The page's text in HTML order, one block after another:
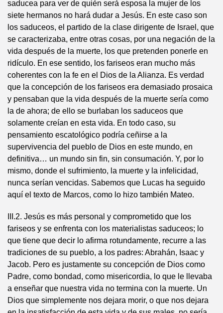
saducea para ver de quién será esposa la mujer de los
siete hermanos no hará dudar a Jesús. En este caso son
los saduceos, el partido de la clase dirigente de Israel, que
se caracterizaba, entre otras cosas, por una negación de la
vida después de la muerte, los que pretenden ponerle en
ridículo. En ese sentido, los fariseos eran mucho más
coherentes con la fe en el Dios de la Alianza. Es verdad
que la concepción de los fariseos era demasiado prosaica
y pensaban que la vida después de la muerte sería como
la de ahora; de ello se burlaban los saduceos que
solamente creían en esta vida. En todo caso, su
pensamiento escatológico podría ceñirse a la
supervivencia del pueblo de Dios en este mundo, en
definitiva… un mundo sin fin, sin consumación. Y, por lo
mismo, donde el sufrimiento, la muerte y la infelicidad,
nunca serían vencidas. Sabemos que Lucas ha seguido
aquí el texto de Marcos, como lo hizo también Mateo.
III.2. Jesús es más personal y comprometido que los
fariseos y se enfrenta con los materialistas saduceos; lo
que tiene que decir lo afirma rotundamente, recurre a las
tradiciones de su pueblo, a los padres: Abrahán, Isaac y
Jacob. Pero es justamente su concepción de Dios como
Padre, como bondad, como misericordia, lo que le llevaba
a enseñar que nuestra vida no termina con la muerte. Un
Dios que simplemente nos dejara morir, o que nos dejara